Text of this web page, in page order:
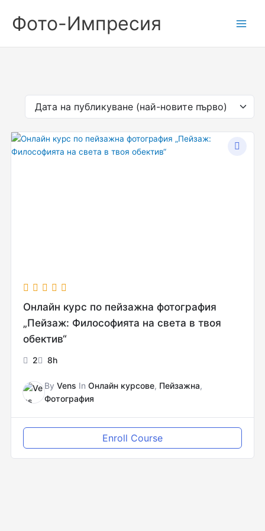
contentФото-Импресия
Онлайн курс по пейзажна фотография
„Пейзаж: Философията на света в твоя
обектив“
2 8h
By Vens In Онлайн курсове, Пейзажна,
Фотография
Enroll Course